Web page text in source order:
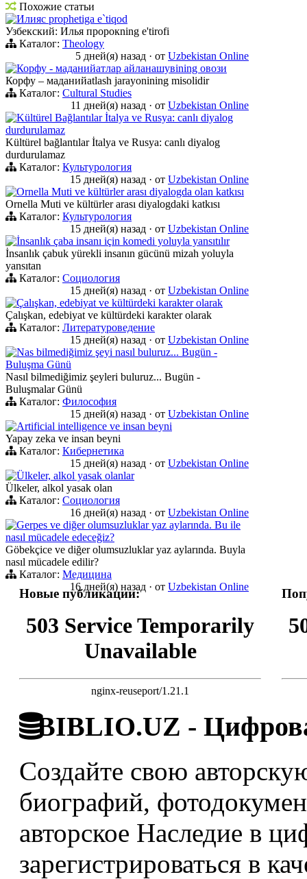
Похожие статьи
Илияс prophetiga e`tiqod
Узбекский: Илья пророкning e'tirofi
Каталог: Theology
5 дней(я) назад · от Uzbekistan Online
Корфу - маданийатлар айланашувining овози
Корфу – маданийatlash jarayonining misolidir
Каталог: Cultural Studies
11 дней(я) назад · от Uzbekistan Online
Kültürel Bağlantılar İtalya ve Rusya: canlı diyalog
durdurulamaz
Kültürel bağlantılar İtalya ve Rusya: canlı diyalog
durdurulamaz
Каталог: Культурология
15 дней(я) назад · от Uzbekistan Online
Ornella Muti ve kültürler arası diyalogda olan katkısı
Ornella Muti ve kültürler arası diyalogdaki katkısı
Каталог: Культурология
15 дней(я) назад · от Uzbekistan Online
İnsanlık çaba insanı için komedi yoluyla yansıtılır
İnsanlık çabuk yürekli insanın gücünü mizah yoluyla
yansıtan
Каталог: Социология
15 дней(я) назад · от Uzbekistan Online
Çalışkan, edebiyat ve kültürdeki karakter olarak
Çalışkan, edebiyat ve kültürdeki karakter olarak
Каталог: Литературоведение
15 дней(я) назад · от Uzbekistan Online
Nas bilmediğimiz şeyi nasıl buluruz... Bugün -
Buluşma Günü
Nasıl bilmediğimiz şeyleri buluruz... Bugün -
Buluşmalar Günü
Каталог: Философия
15 дней(я) назад · от Uzbekistan Online
Artificial intelligence ve insan beyni
Yapay zeka ve insan beyni
Каталог: Кибернетика
15 дней(я) назад · от Uzbekistan Online
Ülkeler, alkol yasak olanlar
Ülkeler, alkol yasak olan
Каталог: Социология
16 дней(я) назад · от Uzbekistan Online
Gerpes ve diğer olumsuzluklar yaz aylarında. Bu ile
nasıl mücadele edeceğiz?
Göbekçice ve diğer olumsuzluklar yaz aylarında. Buyla
nasıl mücadele edilir?
Каталог: Медицина
16 дней(я) назад · от Uzbekistan Online
Новые публикации:
503 Service Temporarily
Unavailable
nginx-reuseport/1.21.1
BIBLIO.UZ -
Создайте свою
биографий,
авторское Наследие в
зарегистрироваться в